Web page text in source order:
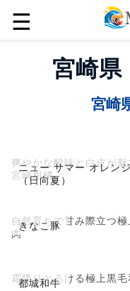
☰
宮崎県
宮崎
ニュー サマー オレン
（日向夏）
爽やかな酸味と白皮が魅
宮崎柑橘
きなこ豚
自然育ちで甘み際立つ
肉
都城和牛
霜降りとろける極上黒